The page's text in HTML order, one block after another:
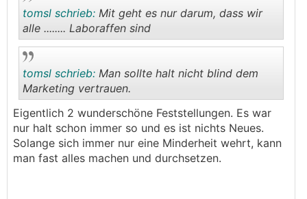
..
tomsl schrieb: Mit geht es nur darum, dass wir
alle ........ Laboraffen sind
.
tomsl schrieb: Man sollte halt nicht blind dem
Marketing vertrauen.
Eigentlich 2 wunderschöne Feststellungen. Es war
nur halt schon immer so und es ist nichts Neues.
Solange sich immer nur eine Minderheit wehrt, kann
man fast alles machen und durchsetzen.